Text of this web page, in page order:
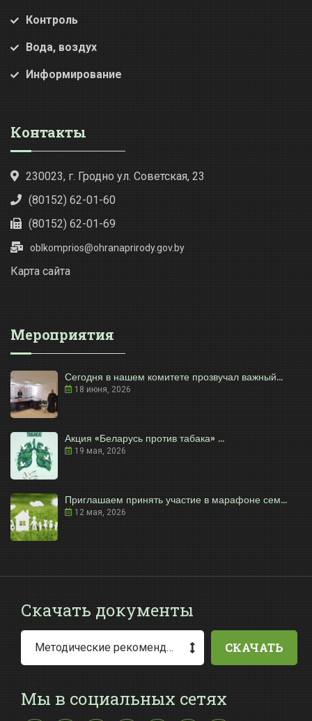
Контроль
Вода, воздух
Информирование
Контакты
230023, г. Гродно ул. Советская, 23
(80152) 62-01-60
(80152) 62-01-69
oblkomprios@ohranaprirody.gov.by
Карта сайта
Мероприятия
Сегодня в нашем комитете прозвучал важный...
18 июня, 2026
Акция «Беларусь против табака» ...
19 мая, 2026
Приглашаем принять участие в марафоне сем...
12 мая, 2026
Скачать документы
Методические рекомендации по заполнению заявления о выдаче разрешения на специальное водопользование СКАЧАТЬ
Мы в социальных сетях